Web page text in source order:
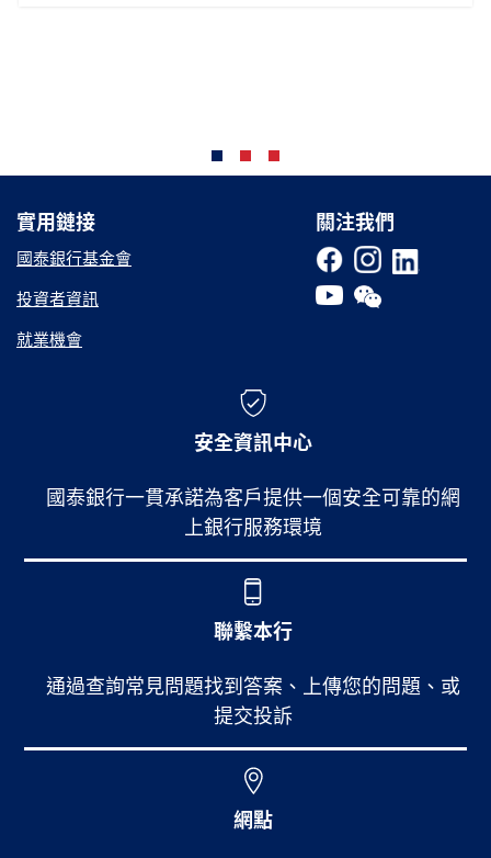
關注我們
實用鏈接
實用鏈接
國泰銀行基金會
投資者資訊
就業機會
安全資訊中心
國泰銀行一貫承諾為客戶提供一個安全可靠的網
上銀行服務環境
聯繫本行
通過查詢常見問題找到答案、上傳您的問題、或
提交投訴
網點